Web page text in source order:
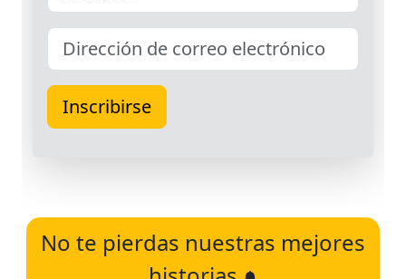
No te pierdas nuestras mejores